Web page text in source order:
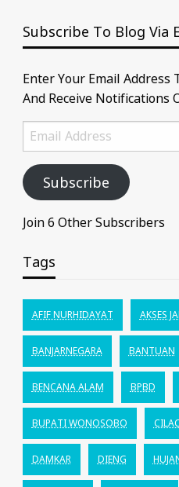
Subscribe To Blog Via
Enter Your Email Address
And Receive Notifications
Email
Address
Subscribe
Join 6 Other Subscribers
Tags
AFIF NURHIDAYAT AKSES
BANJARNEGARA BANTUAN
BENCANA ALAM BPBD
BUPATI WONOSOBO
DAMKAR DIENG